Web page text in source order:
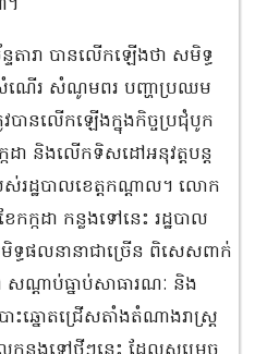
។
ារា បានលើកឡើងថា សមិទ្ធ
សំណើរ សំណូមពរ បញ្ហាប្រឈម
បានលើកឡើងក្នុងកិច្ចប្រជុំបូក
ដា និងលើកទិសដៅអនុវត្តបន្ត
រដ្ឋបាលខេត្តកណ្ដាល។ លោក
ែកក្កដា កន្លងទៅនេះ រដ្ឋបាល
ទ្ធផលនានាជាច្រើន ពិសេសពាក់
សណ្ដាប់ធ្នាប់សាធារណៈ និង
ះឆ្នោតជ្រើសតាំងតំណាងរាស្ត្រ